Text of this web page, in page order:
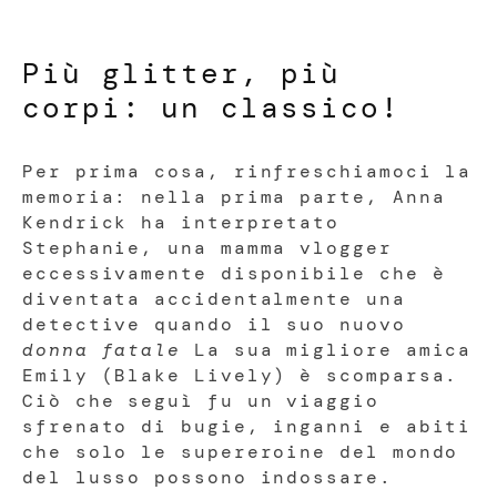
Più glitter, più
corpi: un classico!
Per prima cosa, rinfreschiamoci la
memoria: nella prima parte, Anna
Kendrick ha interpretato
Stephanie, una mamma vlogger
eccessivamente disponibile che è
diventata accidentalmente una
detective quando il suo nuovo
donna fatale
La sua migliore amica
Emily (Blake Lively) è scomparsa.
Ciò che seguì fu un viaggio
sfrenato di bugie, inganni e abiti
che solo le supereroine del mondo
del lusso possono indossare.